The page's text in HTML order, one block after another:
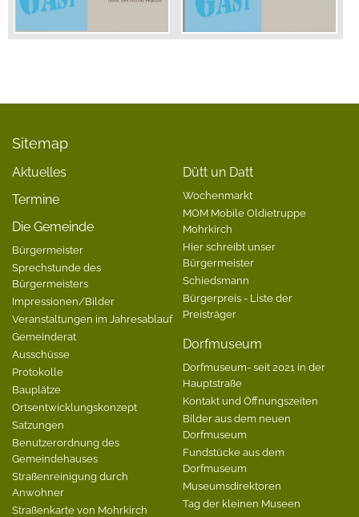
Sitemap
Aktuelles
Termine
Die Gemeinde
Bürgermeister
Sprechstunde des
Bürgermeisters
Impressionen/Bilder
Veranstaltungen im Jahresablauf
Gemeinderat
Ausschüsse
Protokolle
Bauplätze
Ortsentwicklungskonzept
Satzungen
Benutzerordnung des
Gemeindehauses
Straßenreinigung durch
Anwohner
Straßenkarte von Mohrkirch
Dütt un Datt
Wochenmarkt
MOM Mobile Oldietruppe
Mohrkirch
Hier schreibt unser
Bürgermeister
Schiedsmann
Bürgerpreis - Liste der
Preisträger
Dorfmuseum
Dorfmuseum- seit 2021 in der
Hauptstraße
Kontakt und Öffnungszeiten
Bilder aus dem neuen
Dorfmuseum
Fundstücke aus dem
Dorfmuseum
Museumsdirektoren
Tag der kleinen Museen